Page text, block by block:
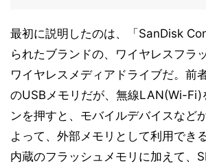
最初に説明したのは、「SanDisk
られたブランドの、ワイヤレスフラ
ワイヤレスメディアドライブだ。前
のUSBメモリだが、無線LAN(Wi-Fi)
ンを押すと、モバイルデバイスなど
よって、外部メモリとして利用でき
内蔵のフラッシュメモリに加えて、